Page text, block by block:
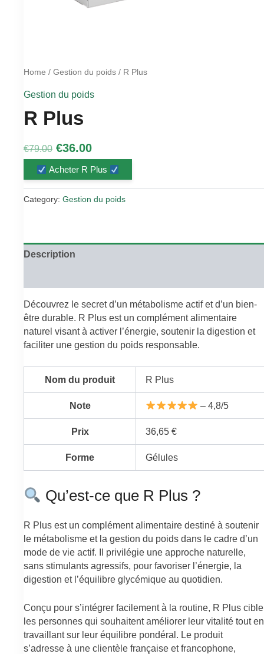
Home / Gestion du poids / R Plus
Gestion du poids
R Plus
€79.00 Original
price
was:
€79.00.
€36.00Current
price
is:
€36.00.
Acheter R Plus
Category: Gestion du poids
Description
Découvrez le secret d’un métabolisme actif et d’un bien-
être durable. R Plus est un complément alimentaire
naturel visant à activer l’énergie, soutenir la digestion et
faciliter une gestion du poids responsable.
Nom du produit R Plus
Note – 4,8/5
Prix 36,65 €
Forme Gélules
Qu’est-ce que R Plus ?
R Plus est un complément alimentaire destiné à soutenir
le métabolisme et la gestion du poids dans le cadre d’un
mode de vie actif. Il privilégie une approche naturelle,
sans stimulants agressifs, pour favoriser l’énergie, la
digestion et l’équilibre glycémique au quotidien.
Conçu pour s’intégrer facilement à la routine, R Plus cible
les personnes qui souhaitent améliorer leur vitalité tout en
travaillant sur leur équilibre pondéral. Le produit
s’adresse à une clientèle française et francophone,